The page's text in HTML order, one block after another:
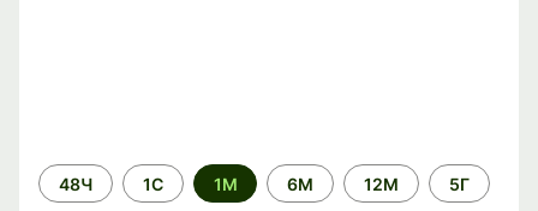
Time
period
48Ч 1С 1М 6М 12М 5Г